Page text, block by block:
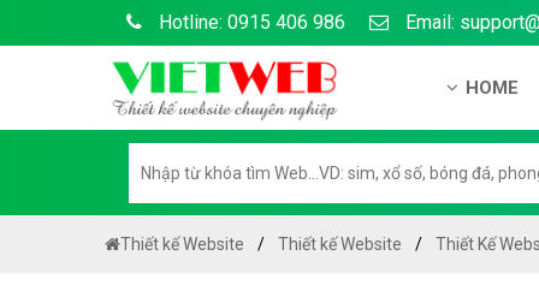
Hotline: 0915 406 986 Email:
HOME
Hướng
Thiết kế Website Thiết kế Website Thiết Kế